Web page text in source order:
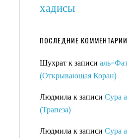
хадисы
ПОСЛЕДНИЕ КОММЕНТАРИИ
Шухрат к записи аль-
(Открывающая Коран)
Людмила к записи Сура
(Трапеза)
Людмила к записи Сура